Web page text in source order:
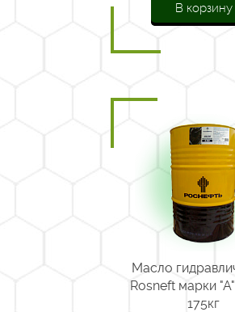
В корзину
Масло
Rosneft марки
175кг